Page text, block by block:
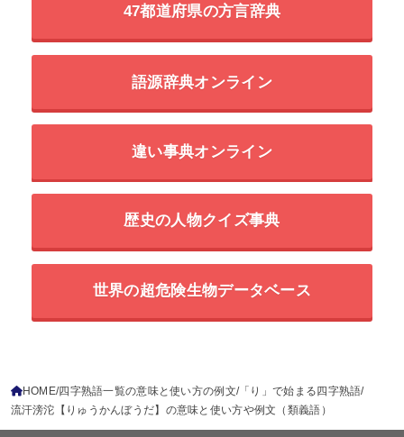
47都道府県の方言辞典
語源辞典オンライン
違い事典オンライン
歴史の人物クイズ事典
世界の超危険生物データベース
HOME 四字熟語一覧の意味と使い方の例文 「り」で始まる四字熟語
流汗滂沱【りゅうかんぼうだ】の意味と使い方や例文（類義語）